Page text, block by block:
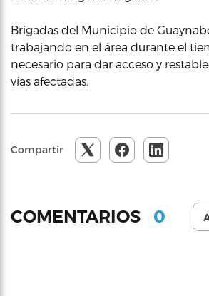
Brigadas del Municipio de
trabajando en el área durante el
necesario para dar acceso y
vías afectadas.
Compartir
COMENTARIOS 0